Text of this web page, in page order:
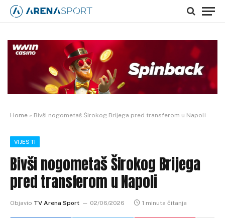
Home » Bivši nogometaš Širokog Brijega pred transferom u Napoli
VIJESTI
Bivši nogometaš Širokog Brijega
pred transferom u Napoli
Objavio TV Arena Sport 02/06/2026 1 minuta čitanja